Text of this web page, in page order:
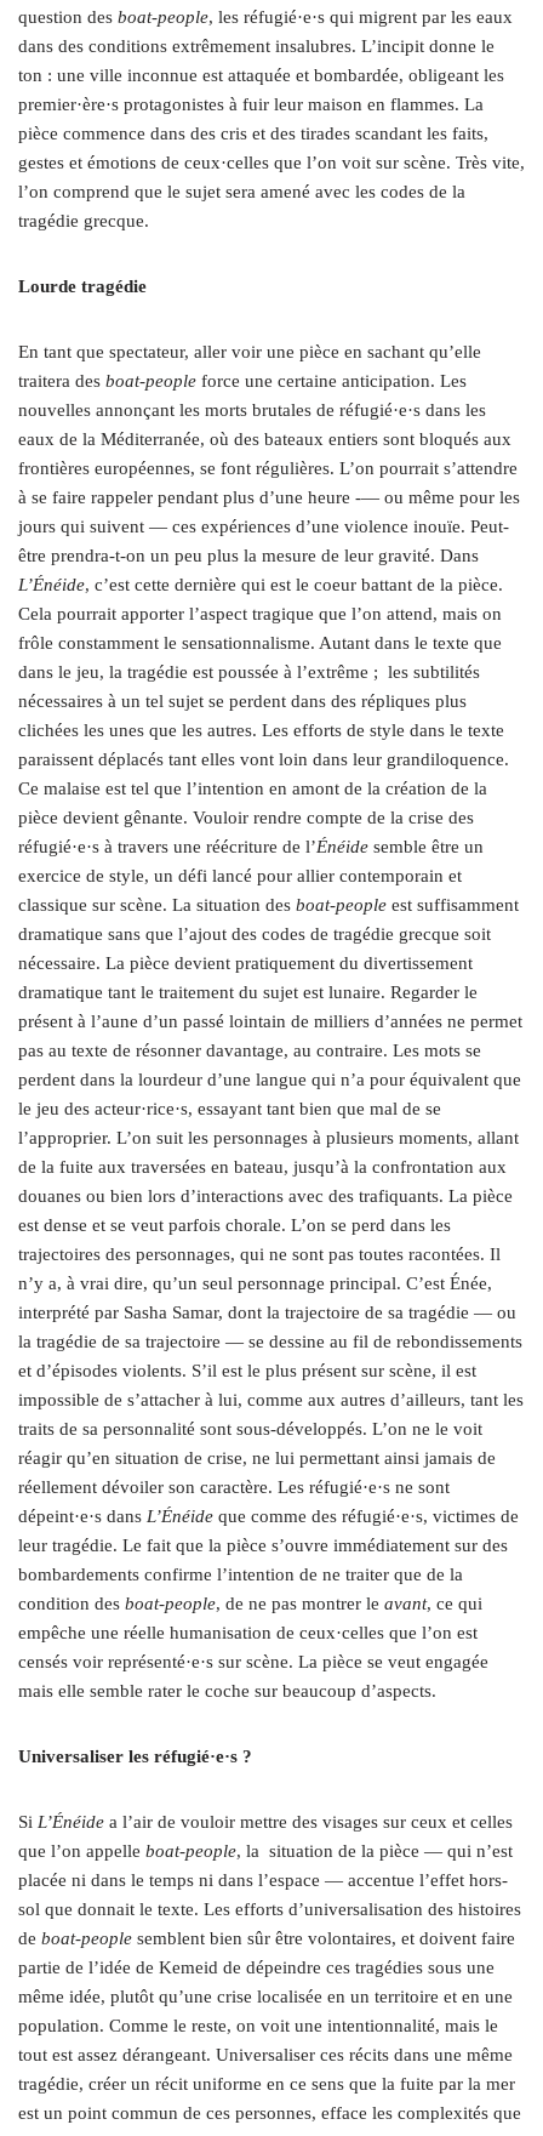
question des boat-people, les réfugié·e·s qui migrent par les eaux
dans des conditions extrêmement insalubres. L’incipit donne le
ton : une ville inconnue est attaquée et bombardée, obligeant les
premier·ère·s protagonistes à fuir leur maison en flammes. La
pièce commence dans des cris et des tirades scandant les faits,
gestes et émotions de ceux·celles que l’on voit sur scène. Très vite,
l’on comprend que le sujet sera amené avec les codes de la
tragédie grecque.
Lourde tragédie
En tant que spectateur, aller voir une pièce en sachant qu’elle
traitera des boat-people force une certaine anticipation. Les
nouvelles annonçant les morts brutales de réfugié·e·s dans les
eaux de la Méditerranée, où des bateaux entiers sont bloqués aux
frontières européennes, se font régulières. L’on pourrait s’attendre
à se faire rappeler pendant plus d’une heure -— ou même pour les
jours qui suivent — ces expériences d’une violence inouïe. Peut-
être prendra-t-on un peu plus la mesure de leur gravité. Dans
L’Énéide, c’est cette dernière qui est le coeur battant de la pièce.
Cela pourrait apporter l’aspect tragique que l’on attend, mais on
frôle constamment le sensationnalisme. Autant dans le texte que
dans le jeu, la tragédie est poussée à l’extrême ; les subtilités
nécessaires à un tel sujet se perdent dans des répliques plus
clichées les unes que les autres. Les efforts de style dans le texte
paraissent déplacés tant elles vont loin dans leur grandiloquence.
Ce malaise est tel que l’intention en amont de la création de la
pièce devient gênante. Vouloir rendre compte de la crise des
réfugié·e·s à travers une réécriture de l’Énéide semble être un
exercice de style, un défi lancé pour allier contemporain et
classique sur scène. La situation des boat-people est suffisamment
dramatique sans que l’ajout des codes de tragédie grecque soit
nécessaire. La pièce devient pratiquement du divertissement
dramatique tant le traitement du sujet est lunaire. Regarder le
présent à l’aune d’un passé lointain de milliers d’années ne permet
pas au texte de résonner davantage, au contraire. Les mots se
perdent dans la lourdeur d’une langue qui n’a pour équivalent que
le jeu des acteur·rice·s, essayant tant bien que mal de se
l’approprier. L’on suit les personnages à plusieurs moments, allant
de la fuite aux traversées en bateau, jusqu’à la confrontation aux
douanes ou bien lors d’interactions avec des trafiquants. La pièce
est dense et se veut parfois chorale. L’on se perd dans les
trajectoires des personnages, qui ne sont pas toutes racontées. Il
n’y a, à vrai dire, qu’un seul personnage principal. C’est Énée,
interprété par Sasha Samar, dont la trajectoire de sa tragédie — ou
la tragédie de sa trajectoire — se dessine au fil de rebondissements
et d’épisodes violents. S’il est le plus présent sur scène, il est
impossible de s’attacher à lui, comme aux autres d’ailleurs, tant les
traits de sa personnalité sont sous-développés. L’on ne le voit
réagir qu’en situation de crise, ne lui permettant ainsi jamais de
réellement dévoiler son caractère. Les réfugié·e·s ne sont
dépeint·e·s dans L’Énéide que comme des réfugié·e·s, victimes de
leur tragédie. Le fait que la pièce s’ouvre immédiatement sur des
bombardements confirme l’intention de ne traiter que de la
condition des boat-people, de ne pas montrer le avant, ce qui
empêche une réelle humanisation de ceux·celles que l’on est
censés voir représenté·e·s sur scène. La pièce se veut engagée
mais elle semble rater le coche sur beaucoup d’aspects.
Universaliser les réfugié·e·s ?
Si L’Énéide a l’air de vouloir mettre des visages sur ceux et celles
que l’on appelle boat-people, la situation de la pièce — qui n’est
placée ni dans le temps ni dans l’espace — accentue l’effet hors-
sol que donnait le texte. Les efforts d’universalisation des histoires
de boat-people semblent bien sûr être volontaires, et doivent faire
partie de l’idée de Kemeid de dépeindre ces tragédies sous une
même idée, plutôt qu’une crise localisée en un territoire et en une
population. Comme le reste, on voit une intentionnalité, mais le
tout est assez dérangeant. Universaliser ces récits dans une même
tragédie, créer un récit uniforme en ce sens que la fuite par la mer
est un point commun de ces personnes, efface les complexités que